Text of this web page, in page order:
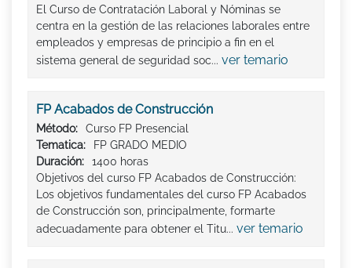
El Curso de Contratación Laboral y Nóminas se
centra en la gestión de las relaciones laborales entre
empleados y empresas de principio a fin en el
sistema general de seguridad soc... ver temario
FP Acabados de Construcción
Método:
Curso FP Presencial
Tematica:
FP GRADO MEDIO
Duración:
1400 horas
Objetivos del curso FP Acabados de Construcción:
Los objetivos fundamentales del curso FP Acabados
de Construcción son, principalmente, formarte
adecuadamente para obtener el Titu... ver temario